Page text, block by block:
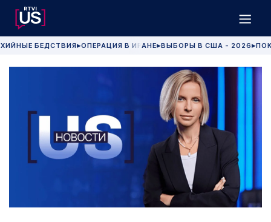
БЕДСТВИЯ▶ОПЕРАЦИЯ В ИРАНЕ▶ВЫБОРЫ В США - 2026 ▶